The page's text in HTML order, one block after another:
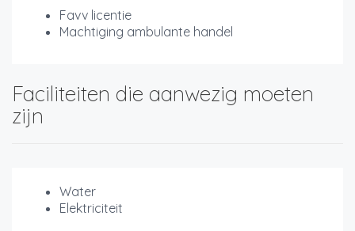
Favv licentie
Machtiging ambulante handel
Faciliteiten die aanwezig moeten
zijn
Water
Elektriciteit